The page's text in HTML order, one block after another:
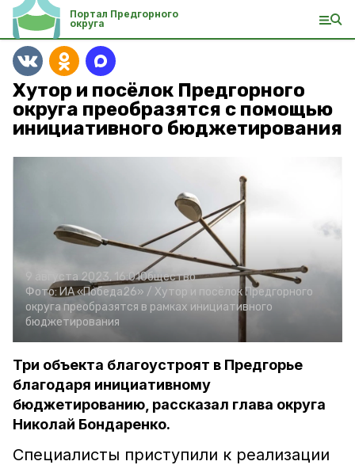
Портал Предгорного
округа
Хутор и посёлок Предгорного
округа преобразятся с помощью
инициативного бюджетирования
9 августа 2023, 16:01Общество
Фото:ИА «Победа26» / Хутор и посёлок Предгорного
округа преобразятся в рамках инициативного
бюджетирования
Три объекта благоустроят в Предгорье
благодаря инициативному
бюджетированию, рассказал глава округа
Николай Бондаренко.
Специалисты приступили к реализации